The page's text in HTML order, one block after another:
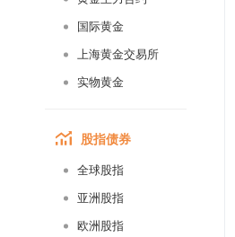
国际黄金
上海黄金交易所
实物黄金
股指债券
全球股指
亚洲股指
欧洲股指